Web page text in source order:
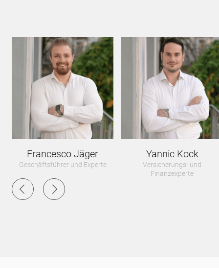
Francesco Jäger
Geschäftsführer und Experte
Yannic Kock
Versicherungs- und
Finanzexperte